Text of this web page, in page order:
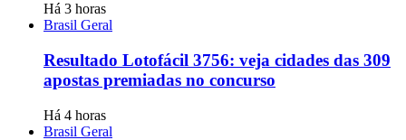
Há 3 horas
Brasil Geral
Resultado Lotofácil 3756: veja cidades das 309
apostas premiadas no concurso
Há 4 horas
Brasil Geral